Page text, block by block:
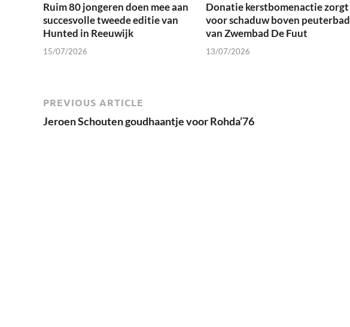
Ruim 80 jongeren doen mee aan
succesvolle tweede editie van
Hunted in Reeuwijk
15/07/2026
Donatie kerstbomenactie zorgt
voor schaduw boven peuterbad
van Zwembad De Fuut
13/07/2026
PREVIOUS ARTICLE
Jeroen Schouten goudhaantje voor Rohda’76